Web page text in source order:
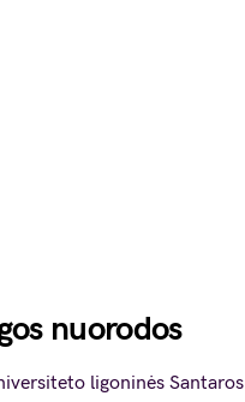
nuorodos
ligoninės Santaros